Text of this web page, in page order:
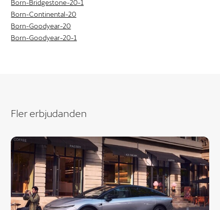
Born-Bridgestone-20-1
Born-Continental-20
Born-Goodyear-20
Born-Goodyear-20-1
Fler erbjudanden